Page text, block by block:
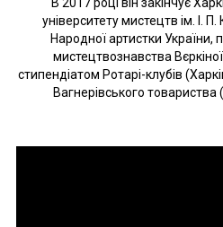
університету мистецтв ім. І.
Народної артистки
мистецтвознавства
стипендіатом Ротарі-клубів
Вагнерівського